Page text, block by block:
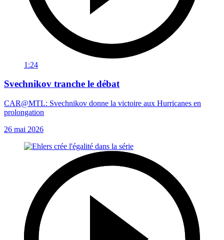
1:24
Svechnikov tranche le débat
CAR@MTL: Svechnikov donne la victoire aux Hurricanes en
prolongation
26 mai 2026